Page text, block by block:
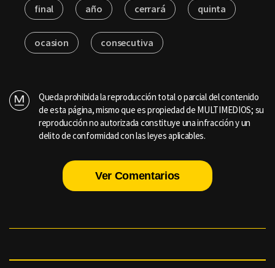
final año cerrará quinta
ocasion consecutiva
Queda prohibida la reproducción total o parcial del contenido
de esta página, mismo que es propiedad de MULTIMEDIOS; su
reproducción no autorizada constituye una infracción y un
delito de conformidad con las leyes aplicables.
Ver Comentarios